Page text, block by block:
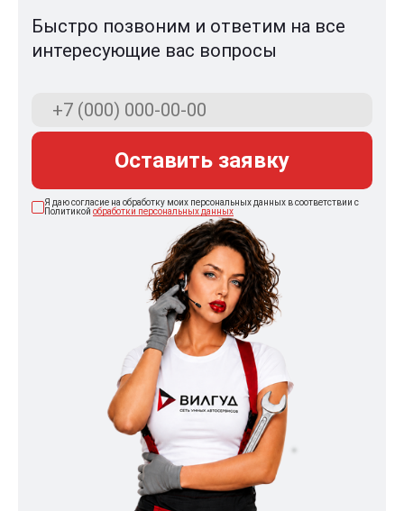
Быстро позвоним и ответим на все
интересующие вас вопросы
Оставить заявку
Я даю согласие на обработку моих персональных данных в соответствии с
Политикой обработки персональных данных